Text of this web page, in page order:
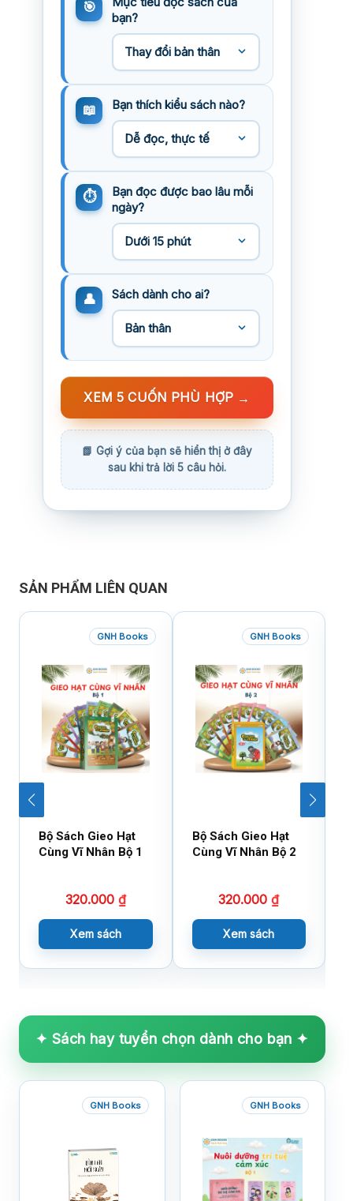
bạn?
Bạn thích kiểu sách nào?
Bạn đọc được bao lâu mỗi
ngày?
Sách dành cho ai?
XEM 5 CUỐN PHÙ HỢP →
SẢN PHẨM LIÊN QUAN
GNH Books
Bộ Sách Gieo Hạt
Cùng Vĩ Nhân Bộ 1
320.000 ₫
Xem sách
GNH Books
Bộ Sách Gieo Hạt
Cùng Vĩ Nhân Bộ 2
320.000₫
Xem sách
✦ Sách hay tuyển chọn dành cho bạn ✦
GNH Books GNH Books